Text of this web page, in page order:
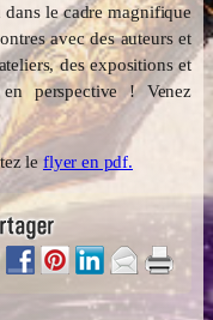
le cadre magnifique
avec des auteurs et
des expositions et
perspective ! Venez
le flyer en pdf.